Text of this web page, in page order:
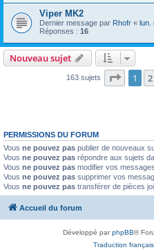
Viper MK2
Dernier message par Rhofr « lun.
Réponses : 16
Nouveau sujet
163 sujets Page 1
1 2
PERMISSIONS DU FORUM
Vous ne pouvez pas publier de nouveaux
Vous ne pouvez pas répondre aux sujets
Vous ne pouvez pas modifier vos
Vous ne pouvez pas supprimer vos
Vous ne pouvez pas transférer de pièces
Accueil du forum
Développé parphpBB®
Traduction